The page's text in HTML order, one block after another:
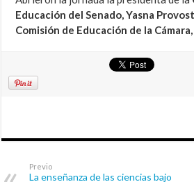
Educación del Senado, Yasna
Comisión de Educación de la
Previo
La enseñanza de las ciencias bajo